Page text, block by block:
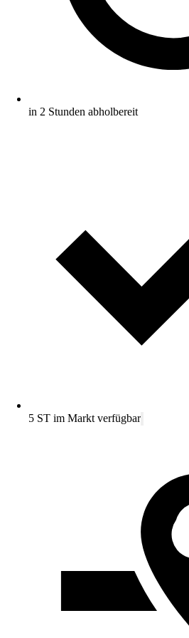
in 2 Stunden abholbereit
5 ST im Markt verfügbar